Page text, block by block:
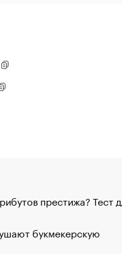
престижа? Тест
букмекерскую